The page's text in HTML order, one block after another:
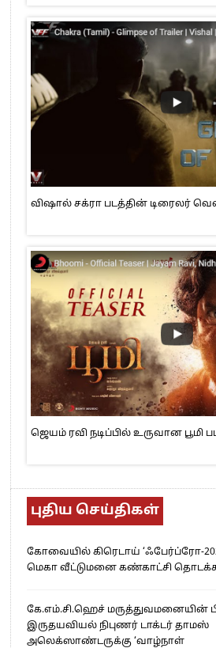
விஷால் சக்ரா படத்தின் டிரைலர்
ஜெயம் ரவி நடிப்பில் உருவான பூமி
புதிய செய்திகள்
கோவையில் கிரெடாய் ‘ஃபேர்ப்ரோ-
மெகா வீட்டுமனை கண்காட்சி
கே.எம்.சி.ஹெச் மருத்துவமனையின்
இருதயவியல் நிபுணர் டாக்டர் தாமஸ்
அலெக்ஸாண்டருக்கு ‘வாழ்நாள்